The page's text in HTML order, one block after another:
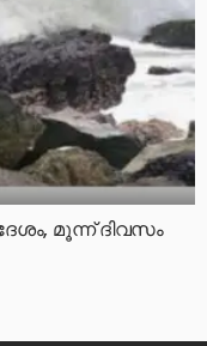
മൂന്ന് ദിവസം